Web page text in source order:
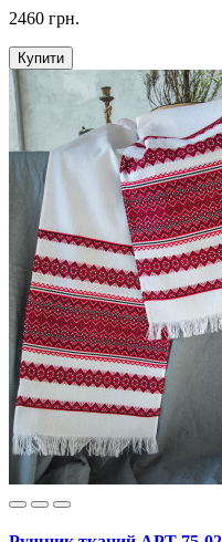
2460 грн.
Купити